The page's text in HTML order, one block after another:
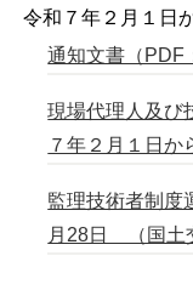
令和７年２月１日
通知文書（PDF
現場代理人及び
７年２月１日
監理技術者制度
月28日 （国土